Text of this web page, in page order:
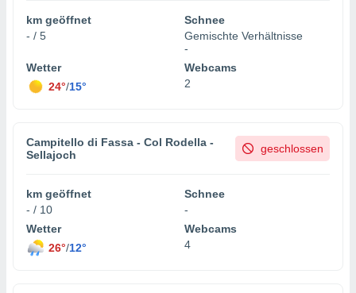
km geöffnet
- / 5
Schnee
Gemischte Verhältnisse
-
Wetter
24°/15°
Webcams
2
Campitello di Fassa - Col Rodella -
Sellajoch
geschlossen
km geöffnet
- / 10
Schnee
-
Wetter
26°/12°
Webcams
4